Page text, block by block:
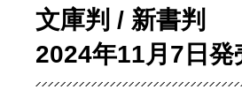
文庫判 / 新書判
2024年11月7日発